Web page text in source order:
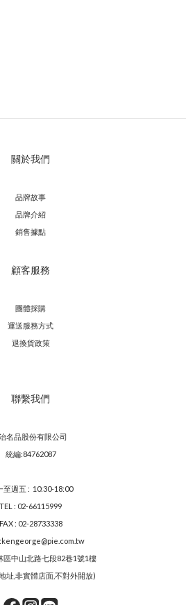
關於我們
品牌故事
品牌介紹
銷售據點
顧客服務
團體採購
運送服務方式
退換貨政策
聯繫我們
名品股份有限公司
統編:84762087
至週五 : 10:30-18:00
TEL : 02-66115999
FAX : 02-28733338
區中山北路七段82巷1號1樓
址,非實體店面,不對外開放)